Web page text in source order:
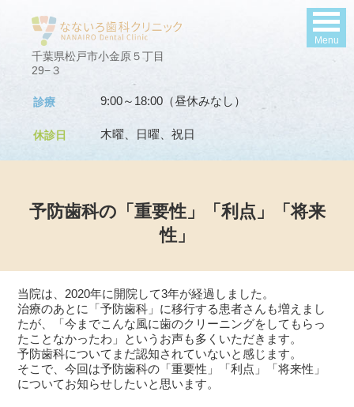
Menu
千葉県松戸市小金原５丁目
29−３
診療 9:00～18:00（昼休みなし）
休診日 木曜、日曜、祝日
予防歯科の「重要性」「利点」「将来
性」
当院は、2020年に開院して3年が経過しました。
治療のあとに「予防歯科」に移行する患者さんも増えまし
たが、「今までこんな風に歯のクリーニングをしてもらっ
たことなかったわ」というお声も多くいただきます。
予防歯科についてまだ認知されていないと感じます。
そこで、今回は予防歯科の「重要性」「利点」「将来性」
についてお知らせしたいと思います。